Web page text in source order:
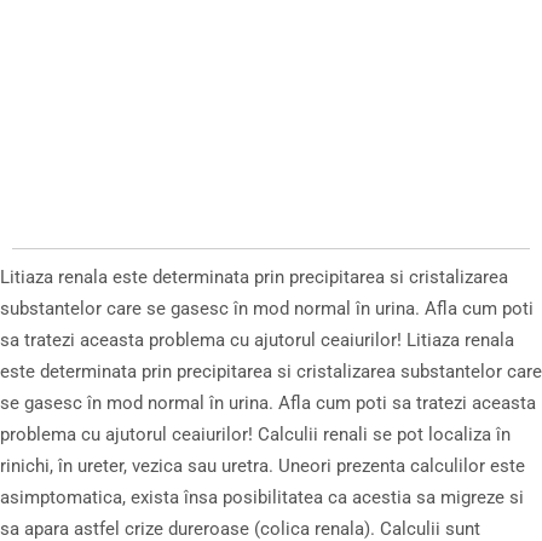
Litiaza renala este determinata prin precipitarea si cristalizarea
substantelor care se gasesc în mod normal în urina. Afla cum poti
sa tratezi aceasta problema cu ajutorul ceaiurilor! Litiaza renala
este determinata prin precipitarea si cristalizarea substantelor care
se gasesc în mod normal în urina. Afla cum poti sa tratezi aceasta
problema cu ajutorul ceaiurilor! Calculii renali se pot localiza în
rinichi, în ureter, vezica sau uretra. Uneori prezenta calculilor este
asimptomatica, exista însa posibilitatea ca acestia sa migreze si
sa apara astfel crize dureroase (colica renala). Calculii sunt